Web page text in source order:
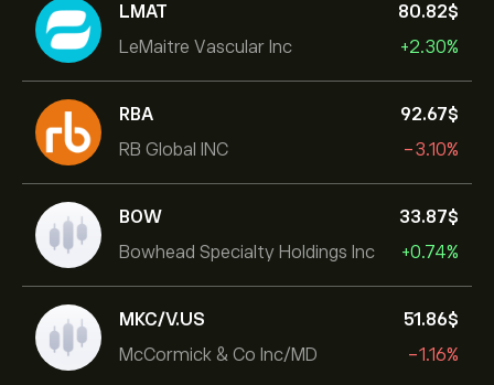
LMAT
LeMaitre Vascular Inc
80.82‎$‎
+2.30%
RBA
RB Global INC
92.67‎$‎
-3.10%
BOW
Bowhead Specialty Holdings Inc
33.87‎$‎
+0.74%
MKC/V.US
McCormick & Co Inc/MD
51.86‎$‎
-1.16%